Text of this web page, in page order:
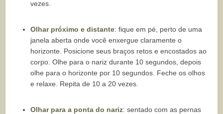
vezes.
Olhar próximo e distante: fique em pé, perto de uma
janela aberta onde você enxergue claramente o
horizonte. Posicione seus braços retos e encostados ao
corpo. Olhe para o nariz durante 10 segundos, depois
olhe para o horizonte por 10 segundos. Feche os olhos
e relaxe. Repita de 10 a 20 vezes.
Olhar para a ponta do nariz: sentado com as pernas